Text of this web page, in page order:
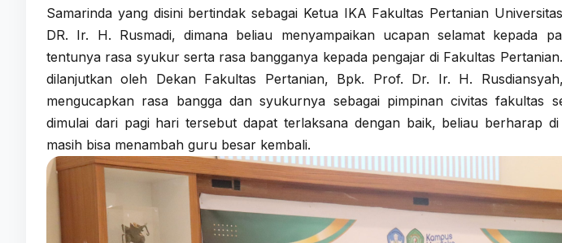
Samarinda yang disini bertindak sebagai Ketua IKA Fakultas Pertanian
DR. Ir. H. Rusmadi, dimana beliau menyampaikan ucapan selamat kepada
tentunya rasa syukur serta rasa bangganya kepada pengajar di Fakultas
dilanjutkan oleh Dekan Fakultas Pertanian, Bpk. Prof. Dr. Ir. H.
mengucapkan rasa bangga dan syukurnya sebagai pimpinan civitas fakultas
dimulai dari pagi hari tersebut dapat terlaksana dengan baik, beliau berharap
masih bisa menambah guru besar kembali.